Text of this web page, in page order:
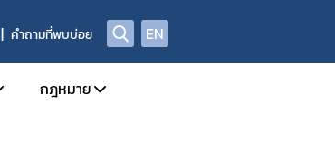
คำถามที่พบบ่อย EN
กฎหมาย